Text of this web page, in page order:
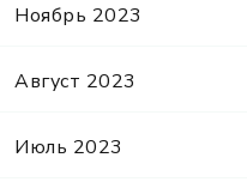
Ноябрь 2023
Август 2023
Июль 2023